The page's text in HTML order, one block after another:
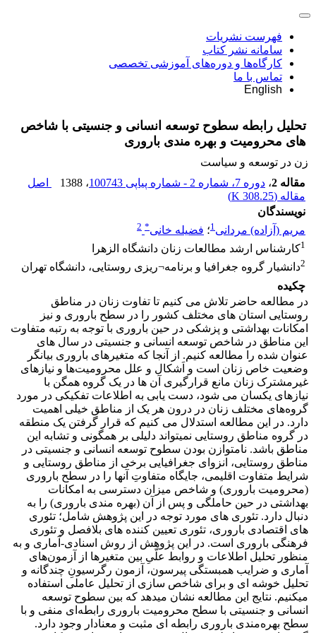
فهرست نشریات
سامانه نشر کتاب
کارگاه‌ها و دوره‌های آموزشی تخصصی
تماس با ما
English
تحلیل رابطه سطوح توسعه انسانی و جنسیتی با شاخص
های محرومیت و بهره مندی باروری
زن در توسعه و سیاست
مقاله 2
، دوره 7، شماره 2 - شماره پیاپی 100743 ، 1388
اصل
مقاله (308.25 K
)
نویسندگان
مریم (آزاده) مردانی1؛ فضیله خانی*
2
1کارشناس ارشد مطالعات زنان دانشگاه الزهرا
2دانشیار گروه جغرافیا و برنامه¬ریزی روستایی، دانشگاه تهران
چکیده
در مطالعه حاضر تلاش می کنیم تا تفاوت زنان در مناطق
روستایی استان های مختلف کشور را در سطح باروری و نیز
امکانات بهداشتی و پزشکی در حین باروری با توجه به رتبه متفاوت
این مناطق در شاخص توسعه انسانی و جنسیتی در سال های
عنوان شده را مطالعه کنیم. از آنجا که متغیرهای باروری بیانگر
وضعیت خاص زنان است و اَشکال و علل محرومیت‌ها و نیازهای
غیرمشترک زنان مانع قرارگیری آن ها در یک گروه همگن با
نیازهای یکسان می شود، دست یابی به اطلاعات تفکیکی در مورد
گروه‌های مختلف زنان در درون هر یک از مناطق خیلی اهمیت
دارد. در این مطالعه استدلال می کنیم که قرار گرفتن یک منطقه
در گروه مناطق روستایی نمیتواند دلیلی بر همگونی و تشابه این
مناطق باشد. نامتوازن بودن سطوح توسعه انسانی و جنسیتی در
مناطق روستایی، انزوای جغرافیایی برخی از مناطق روستایی و
شرایط متفاوت اقلیمی، جایگاه متفاوتِ آنها را در سطح باروری
(محرومیت باروری) و شاخص میزان دسترسی به امکانات
بهداشتی در حین حاملگی و پس از آن (بهره مندی باروری) را به
دنبال دارد. تئوری های مورد توجه در این پژوهش شامل؛ تئوری
های اقتصادی باروری، تئوری تعیین کننده های بلافصل و تئوری
فرهنگی باروری است. در این پژوهش از روش اسنادی-آماری و به
منظور تحلیل اطلاعات و روابط علّیِ بین متغیرها از آزمون‌های
آماری و ضرایب همبستگی پیرسون، آزمون رگرسیونِ چندگانه و
تحلیل خوشه ای و برای شاخص سازی از تحلیل عاملی استفاده
میکنیم. نتایج این مطالعه نشان میدهد که بین سطوح توسعه
انسانی و جنسیتی با سطح محرومیت باروری رابطه‌ا‌ی منفی و با
سطح بهره‌مندی باروری رابطه ای مثبت و معنادار وجود دارد.